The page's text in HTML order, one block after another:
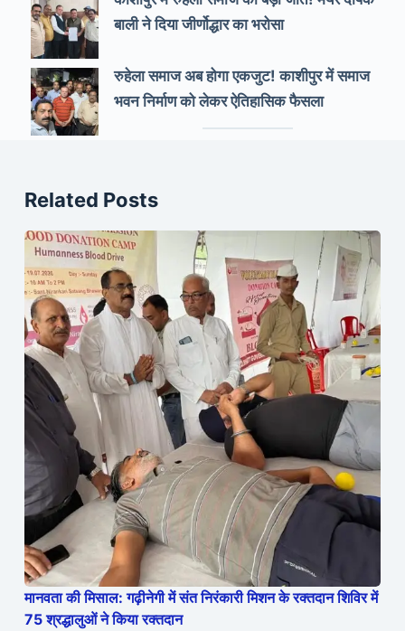
बाली ने दिया जीर्णोद्धार का भरोसा
रुहेला समाज अब होगा एकजुट! काशीपुर में समाज
भवन निर्माण को लेकर ऐतिहासिक फैसला
Related Posts
मानवता की मिसाल: गढ़ीनेगी में संत निरंकारी मिशन के रक्तदान शिविर में
75 श्रद्धालुओं ने किया रक्तदान